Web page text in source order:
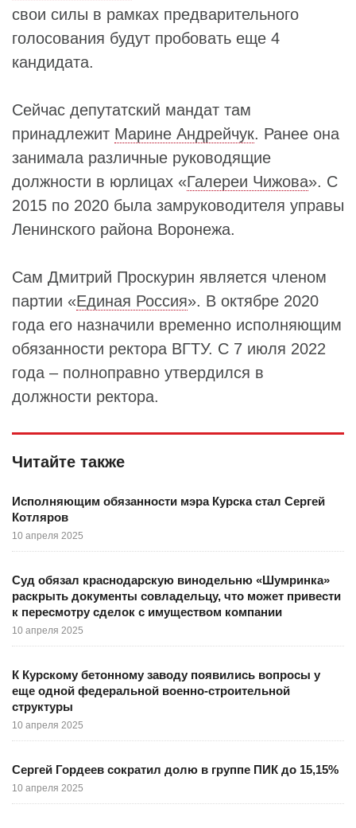
свои силы в рамках предварительного
голосования будут пробовать еще 4
кандидата.
Сейчас депутатский мандат там
принадлежит Марине Андрейчук. Ранее она
занимала различные руководящие
должности в юрлицах «Галереи Чижова». С
2015 по 2020 была замруководителя управы
Ленинского района Воронежа.
Сам Дмитрий Проскурин является членом
партии «Единая Россия». В октябре 2020
года его назначили временно исполняющим
обязанности ректора ВГТУ. С 7 июля 2022
года – полноправно утвердился в
должности ректора.
Читайте также
Исполняющим обязанности мэра Курска стал Сергей
Котляров
10 апреля 2025
Суд обязал краснодарскую винодельню «Шумринка»
раскрыть документы совладельцу, что может привести
к пересмотру сделок с имуществом компании
10 апреля 2025
К Курскому бетонному заводу появились вопросы у
еще одной федеральной военно-строительной
структуры
10 апреля 2025
Сергей Гордеев сократил долю в группе ПИК до 15,15%
10 апреля 2025